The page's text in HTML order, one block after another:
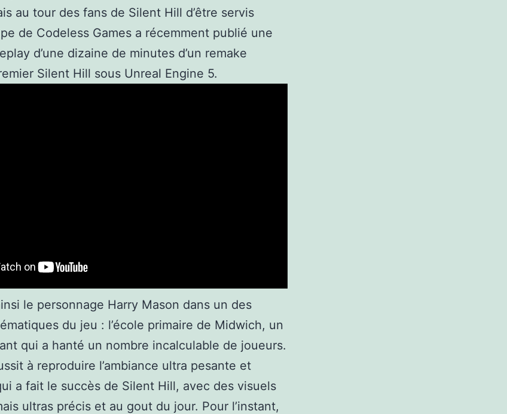
au tour des fans de Silent Hill d’être servis
de Codeless Games a récemment publié une
d’une dizaine de minutes d’un remake
Silent Hill sous Unreal Engine 5.
le personnage Harry Mason dans un des
du jeu : l’école primaire de Midwich, un
qui a hanté un nombre incalculable de joueurs.
à reproduire l’ambiance ultra pesante et
a fait le succès de Silent Hill, avec des visuels
ultras précis et au gout du jour. Pour l’instant,